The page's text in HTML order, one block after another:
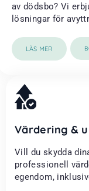
av dödsbo? Vi
lösningar för
LÄS MER
Värdering &
Vill du skydda
professionell
egendom,